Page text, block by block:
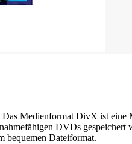
Medienformat DivX ist
DVDs
bequemen Dateiformat.